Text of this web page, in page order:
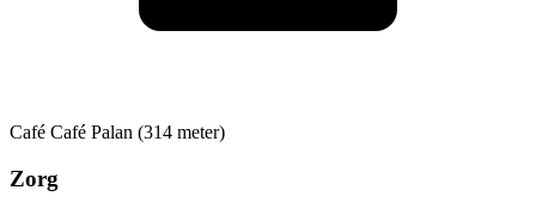
Café Café Palan (314 meter)
Zorg